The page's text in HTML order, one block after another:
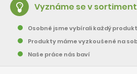
Vyznáme se v
Osobně jsme vybírali každý produkt
Produkty máme vyzkoušené na
Naše práce nás baví